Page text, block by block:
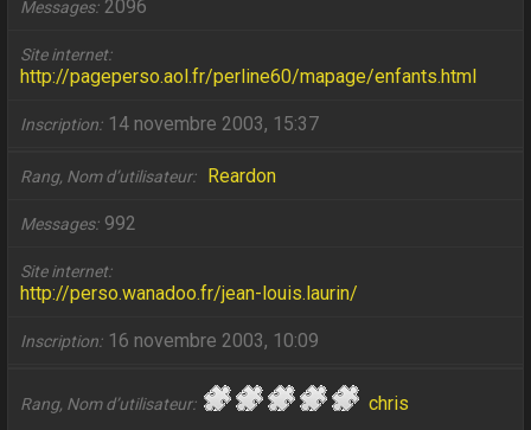
Messages 2096
Site internet
http://pageperso.aol.fr/perline60/mapage/enfants.html
Inscription 14 novembre 2003, 15:37
Rang, Nom d’utilisateur Reardon
Messages 992
Site internet
http://perso.wanadoo.fr/jean-louis.laurin/
Inscription 16 novembre 2003, 10:09
Rang, Nom d’utilisateur chris